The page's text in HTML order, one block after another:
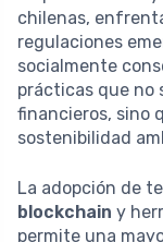
chilenas,
regulaciones
socialmente
prácticas que no
financieros, sino
sostenibilidad
La adopción de
blockchain y
permite una